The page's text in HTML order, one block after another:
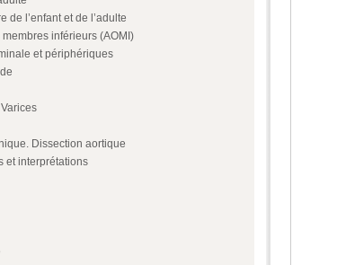
de l’enfant et de l’adulte
inférieurs (AOMI)
et périphériques
Dissection aortique
et interprétations